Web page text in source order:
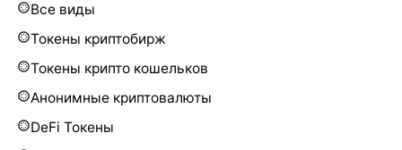
Все виды
Токены криптобирж
Токены крипто кошельков
Анонимные криптовалюты
DeFi Токены